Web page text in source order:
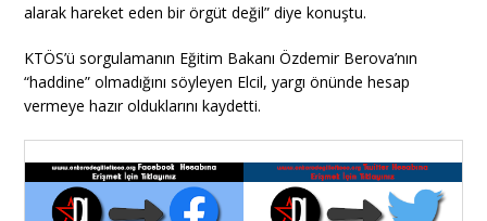
alarak hareket eden bir örgüt değil” diye konuştu.
KTÖS’ü sorgulamanın Eğitim Bakanı Özdemir Berova’nın
“haddine” olmadığını söyleyen Elcil, yargı önünde hesap
vermeye hazır olduklarını kaydetti.